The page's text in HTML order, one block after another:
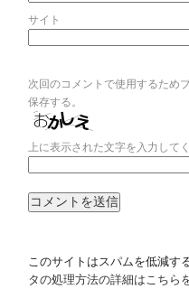
サイト
次回のコメントで使用するため
保存する。
上に表示された文字を入力して
このサイトはスパムを低減す
タの処理方法の詳細はこちら